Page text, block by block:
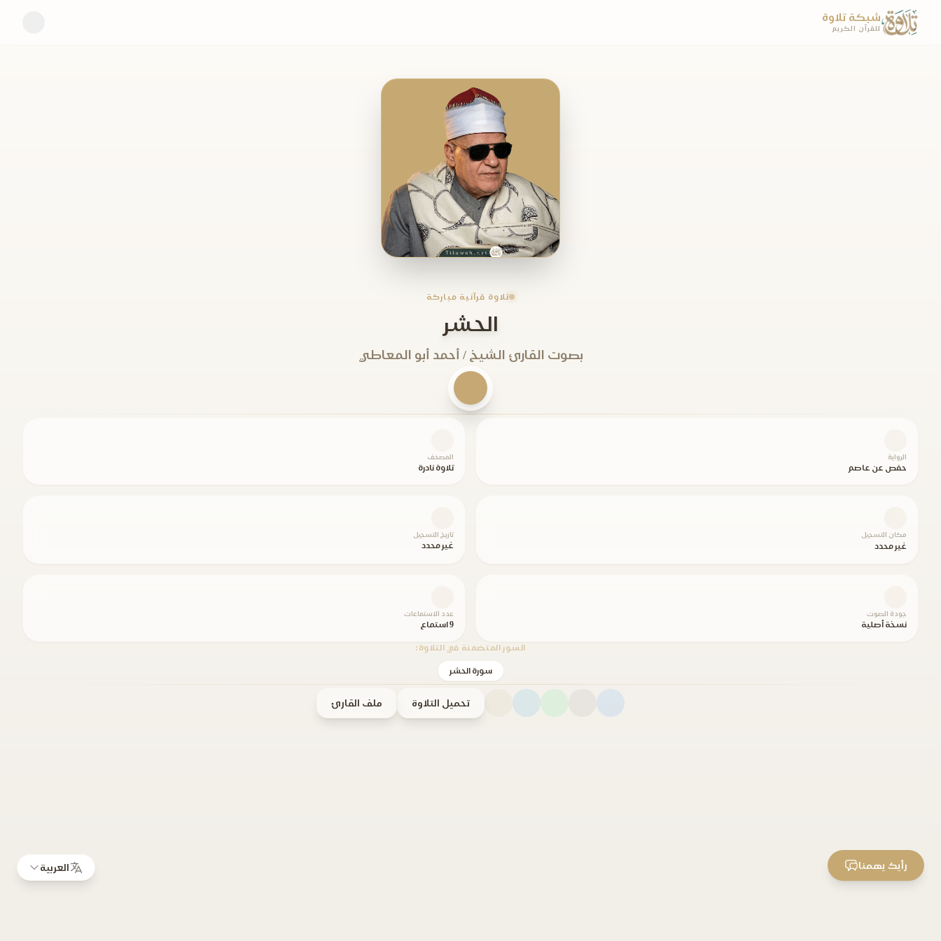
شبكة تلاوة
للقرآن الكريم
تلاوة قرآنية مباركة
الحشر
بصوت القارئ الشيخ / أحمد أبو المعاطي
الرواية
حفص عن عاصم
المصحف
تلاوة نادرة
مكان التسجيل
غير محدد
تاريخ التسجيل
غير محدد
جودة الصوت
نسخة أصلية
عدد الاستماعات
9 استماع
السور المتضمنة في التلاوة:
سورة الحشر
تحميل التلاوة ملف القارئ
العربية رأيك يهمنا